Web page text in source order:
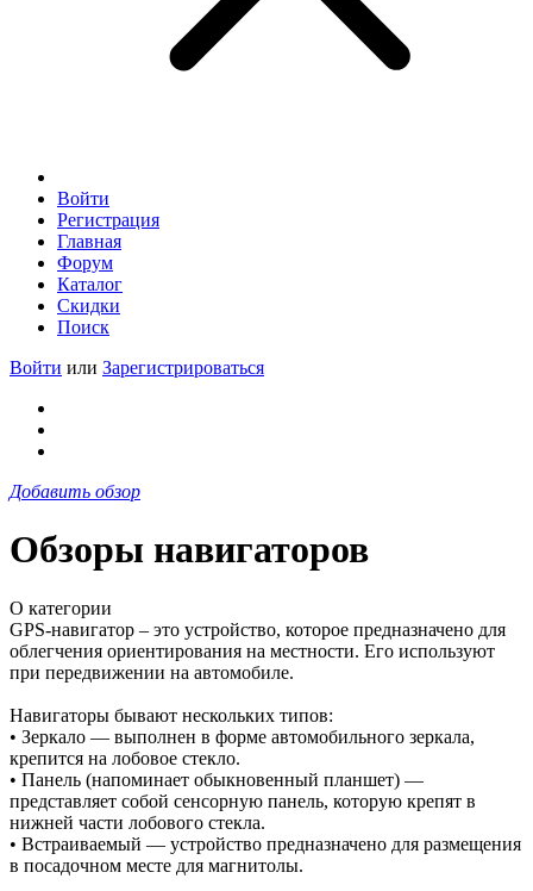
Войти
Регистрация
Главная
Форум
Каталог
Скидки
Поиск
Войти или Зарегистрироваться
Добавить обзор
Обзоры навигаторов
О категории
GPS-навигатор – это устройство, которое предназначено для
облегчения ориентирования на местности. Его используют
при передвижении на автомобиле.
Навигаторы бывают нескольких типов:
• Зеркало — выполнен в форме автомобильного зеркала,
крепится на лобовое стекло.
• Панель (напоминает обыкновенный планшет) —
представляет собой сенсорную панель, которую крепят в
нижней части лобового стекла.
• Встраиваемый — устройство предназначено для размещения
в посадочном месте для магнитолы.